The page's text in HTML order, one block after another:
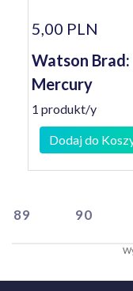
5,00 PLN
Watson
Mercury
1 produkt/y
Dodaj do
89 90